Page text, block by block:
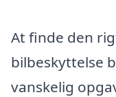
At finde den
bilbeskyttelse
vanskelig